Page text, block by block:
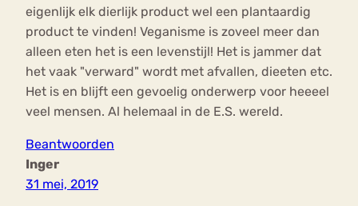
eigenlijk elk dierlijk product wel een plantaardig
product te vinden! Veganisme is zoveel meer dan
alleen eten het is een levenstijl! Het is jammer dat
het vaak "verward" wordt met afvallen, dieeten etc.
Het is en blijft een gevoelig onderwerp voor heeeel
veel mensen. Al helemaal in de E.S. wereld.
Beantwoorden
Inger
31 mei, 2019